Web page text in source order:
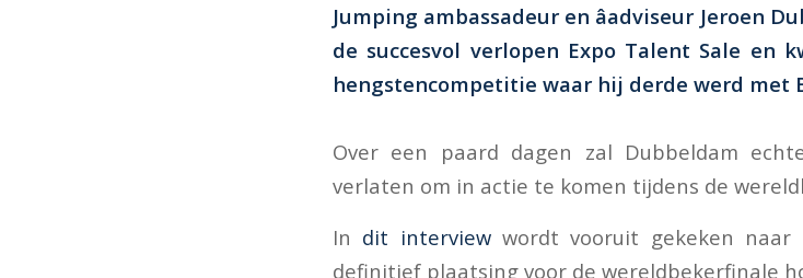
Jumping ambassadeur en âadviseur Jeroen
de succesvol verlopen Expo Talent Sale en
hengstencompetitie waar hij derde werd met
Over een paard dagen zal Dubbeldam
verlaten om in actie te komen tijdens de
In dit interviewwordt vooruit gekeken naar
definitief plaatsing voor de wereldbekerfinale